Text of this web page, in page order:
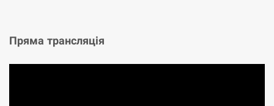
Пряма трансляція